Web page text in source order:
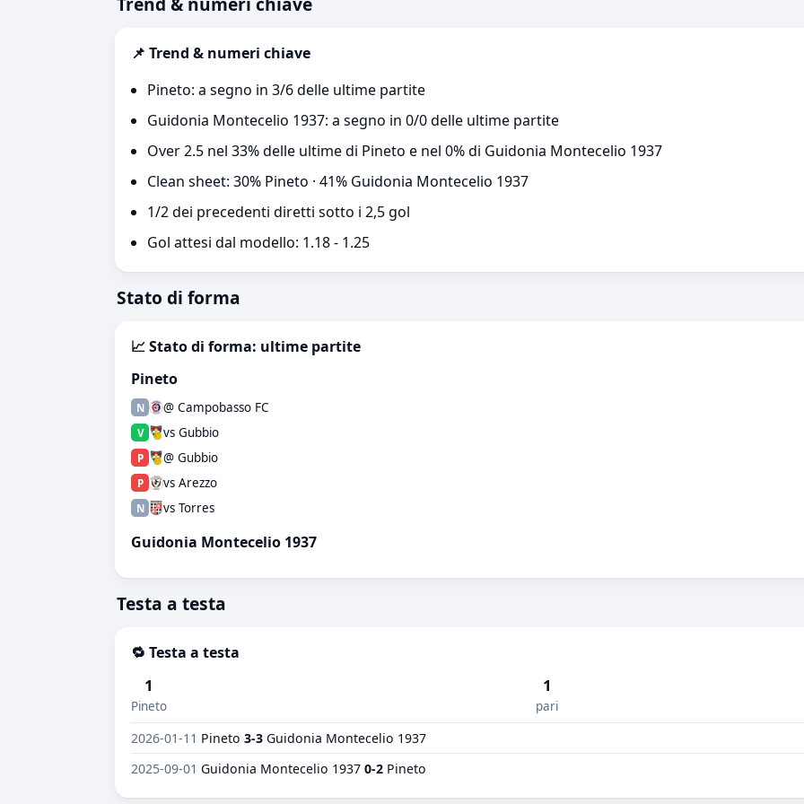
📌 Trend & numeri chiave
Pineto: a segno in 3/6 delle ultime partite
Guidonia Montecelio 1937: a segno in 0/0 delle ultime partite
Over 2.5 nel 33% delle ultime di Pineto e nel 0% di Guidonia Montecelio 1937
Clean sheet: 30% Pineto · 41% Guidonia Montecelio 1937
1/2 dei precedenti diretti sotto i 2,5 gol
Gol attesi dal modello: 1.18 - 1.25
Stato di forma
📈 Stato di forma: ultime partite
Pineto
N @ Campobasso FC
V vs Gubbio
P @ Gubbio
P vs Arezzo
N vs Torres
Guidonia Montecelio 1937
Testa a testa
🔁 Testa a testa
1
Pineto
1
pari
2026-01-11 Pineto 3-3 Guidonia Montecelio 1937
2025-09-01 Guidonia Montecelio 1937 0-2 Pineto